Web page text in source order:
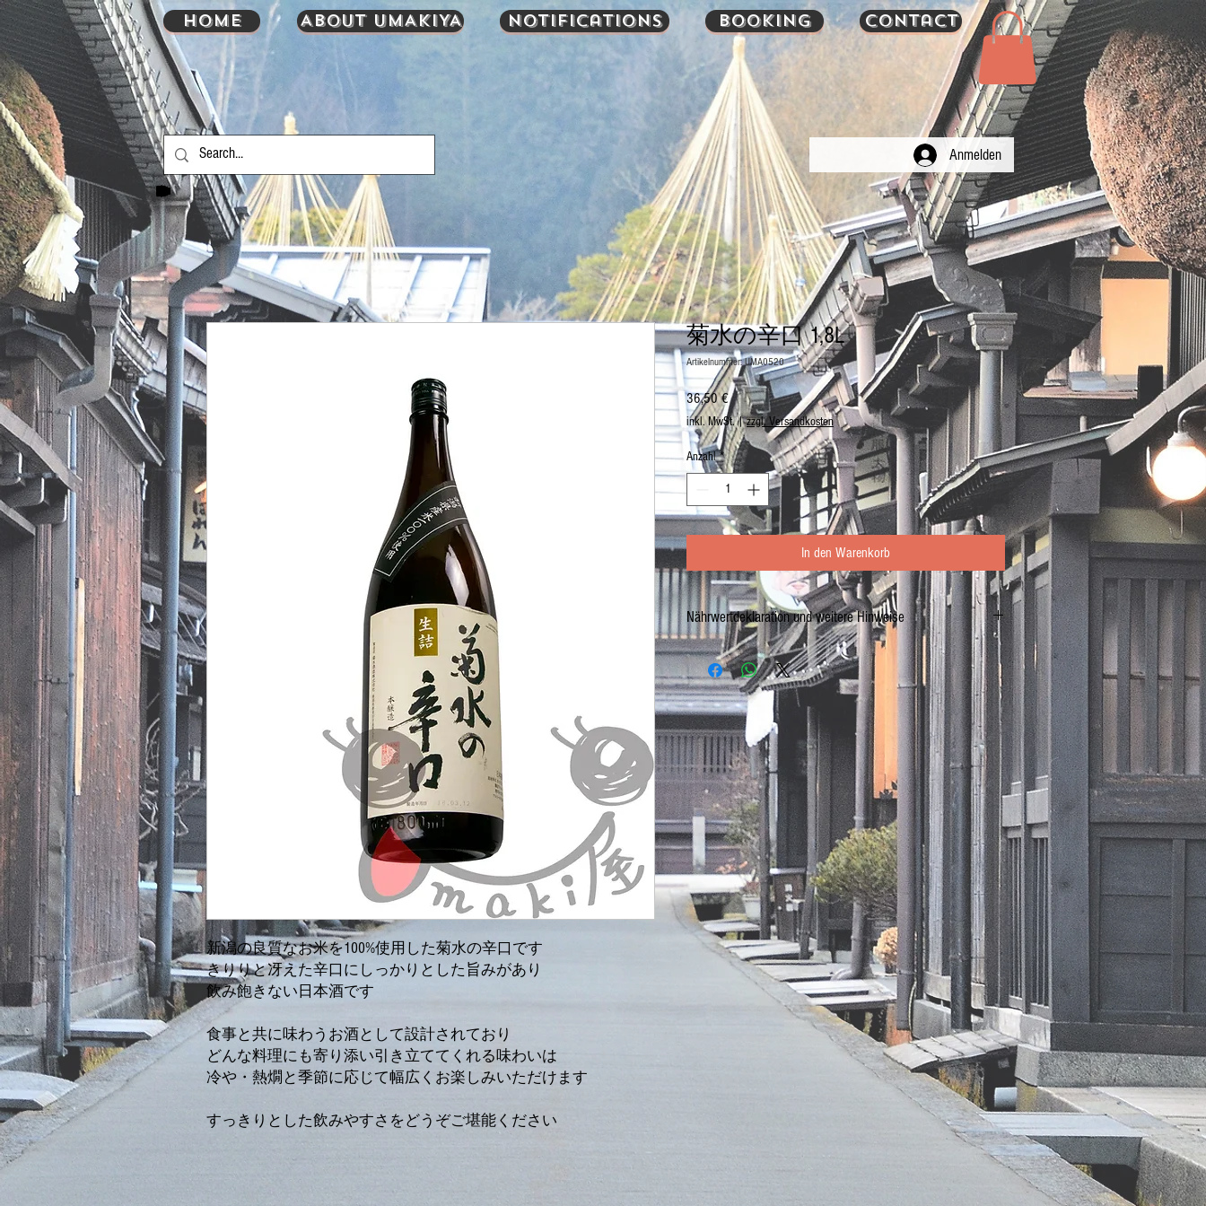
Anmelden
新潟の良質なお米を100%使用した菊水の辛口です
きりりと冴えた辛口にしっかりとした旨みがあり
飲み飽きない日本酒です
食事と共に味わうお酒として設計されており
どんな料理にも寄り添い引き立ててくれる味わいは
冷や・熱燗と季節に応じて幅広くお楽しみいただけます
すっきりとした飲みやすさをどうぞご堪能ください
菊水の辛口 1,8L
Artikelnummer: UMA0520
36,50 €Preis
inkl. MwSt.|zzgl. Versandkosten
Anzahl *
In den Warenkorb
Nährwertdeklaration und weitere Hinweise
Kikusui Dry Honjozo 1,8L
Netto: 1,8L
ALC. 15%
Hergestellt in Japan
HOME About UMAKIYA Notifications Booking Contact